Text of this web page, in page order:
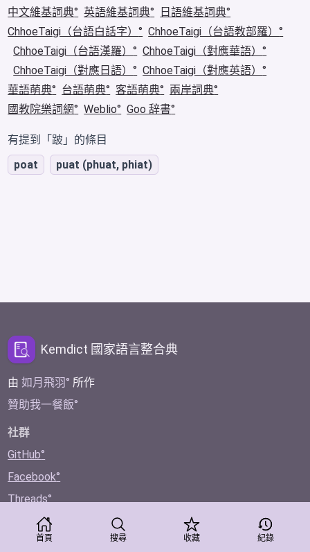
中文維基詞典
英語維基詞典
日語維基詞典
ChhoeTaigi（台語白話字）
ChhoeTaigi（台語教部羅）
ChhoeTaigi（台語漢羅）
ChhoeTaigi（對應華語）
ChhoeTaigi（對應日語）
ChhoeTaigi（對應英語）
華語萌典
台語萌典 客語萌典
兩岸詞典
國教院樂詞網
Weblio Goo 辞書
有提到「跛」的條目
poat
puat (phuat, phiat)
首頁 搜尋 收藏 紀錄
Kemdict 國家語言整合典
由如月飛羽 所作
贊助我一餐飯
社群
GitHub
Facebook
Threads
Twitter